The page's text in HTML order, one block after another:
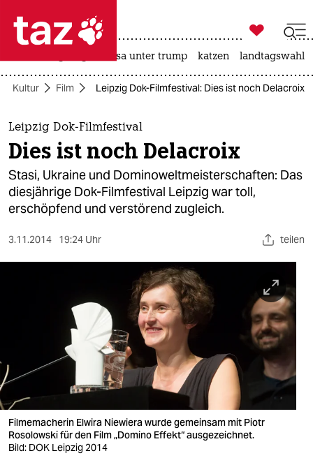
 taz zahl ich
taz zahl ich
themen
politik
öko
gesellschaft
wahrheit
verlag
verlag

taz zahl ich
usa unter trump katzen landtagswahl
Kultur Film Leipzig Dok-Filmfestival: Dies ist noch Delacroix
Leipzig Dok-Filmfestival
Dies ist noch Delacroix
Stasi, Ukraine und Dominoweltmeisterschaften: Das
diesjährige Dok-Filmfestival Leipzig war toll,
erschöpfend und verstörend zugleich.
3.11.2014 19:24 Uhr teilen
Filmemacherin Elwira Niewiera wurde gemeinsam mit Piotr
Rosolowski für den Film „Domino Effekt“ ausgezeichnet.
Bild: DOK Leipzig 2014